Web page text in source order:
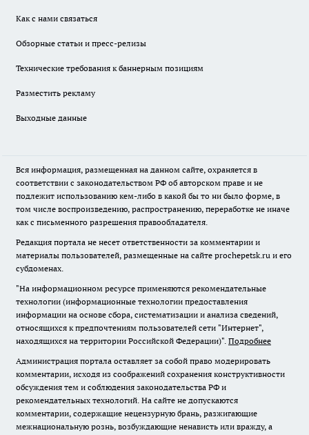
Как с нами связаться
Обзорные статьи и пресс-релизы
Технические требования к баннерным позициям
Разместить рекламу
Выходные данные
Вся информация, размещенная на данном сайте, охраняется в
соответствии с законодательством РФ об авторском праве и не
подлежит использованию кем-либо в какой бы то ни было форме, в
том числе воспроизведению, распространению, переработке не иначе
как с письменного разрешения правообладателя.
Редакция портала не несет ответственности за комментарии и
материалы пользователей, размещенные на сайте prochepetsk.ru и его
субдоменах.
"На информационном ресурсе применяются рекомендательные
технологии (информационные технологии предоставления
информации на основе сбора, систематизации и анализа сведений,
относящихся к предпочтениям пользователей сети "Интернет",
находящихся на территории Российской Федерации)". Подробнее
Администрация портала оставляет за собой право модерировать
комментарии, исходя из соображений сохранения конструктивности
обсуждения тем и соблюдения законодательства РФ и
рекомендательных технологий. На сайте не допускаются
комментарии, содержащие нецензурную брань, разжигающие
межнациональную рознь, возбуждающие ненависть или вражду, а